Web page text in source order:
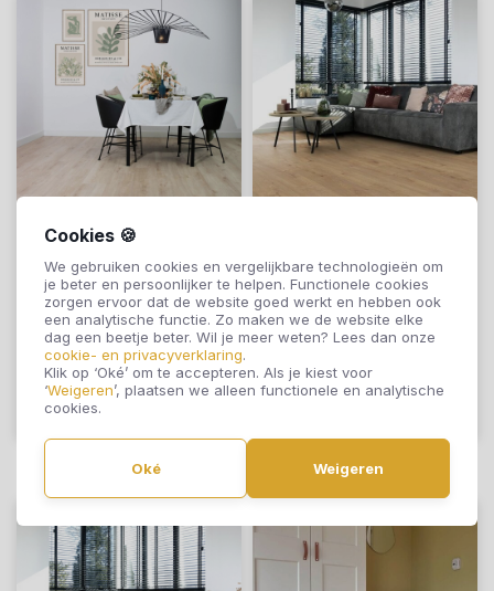
Cookies 🍪
We gebruiken cookies en vergelijkbare technologieën om
je beter en persoonlijker te helpen. Functionele cookies
zorgen ervoor dat de website goed werkt en hebben ook
een analytische functie. Zo maken we de website elke
dag een beetje beter. Wil je meer weten? Lees dan onze
cookie- en privacyverklaring.
Klik op ‘Oké’ om te accepteren. Als je kiest voor
‘Weigeren’, plaatsen we alleen functionele en analytische
cookies.
Oké Weigeren
Otium at Home
Ritual Blanc 04594
€25,95
Offerte aanvragen
Ritual Creme 04589
€25,95